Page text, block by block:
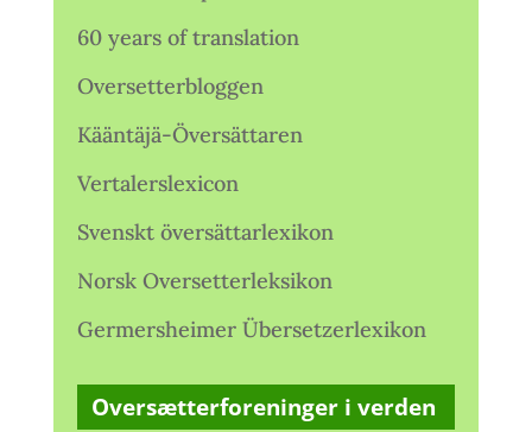
60 years of translation
Oversetterbloggen
Kääntäjä-Översättaren
Vertalerslexicon
Svenskt översättarlexikon
Norsk Oversetterleksikon
Germersheimer Übersetzerlexikon
Oversætterforeninger i verden